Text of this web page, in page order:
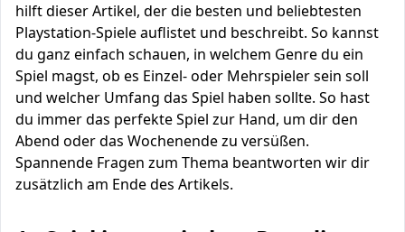
hilft dieser Artikel, der die besten und beliebtesten
Playstation-Spiele auflistet und beschreibt. So kannst
du ganz einfach schauen, in welchem Genre du ein
Spiel magst, ob es Einzel- oder Mehrspieler sein soll
und welcher Umfang das Spiel haben sollte. So hast
du immer das perfekte Spiel zur Hand, um dir den
Abend oder das Wochenende zu versüßen.
Spannende Fragen zum Thema beantworten wir dir
zusätzlich am Ende des Artikels.